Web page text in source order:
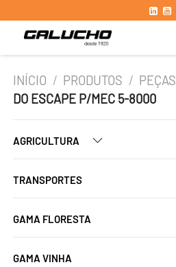
INÍCIO / PRODUTOS / PEÇAS
DO ESCAPE P/MEC 5-8000
AGRICULTURA
TRANSPORTES
GAMA FLORESTA
GAMA VINHA